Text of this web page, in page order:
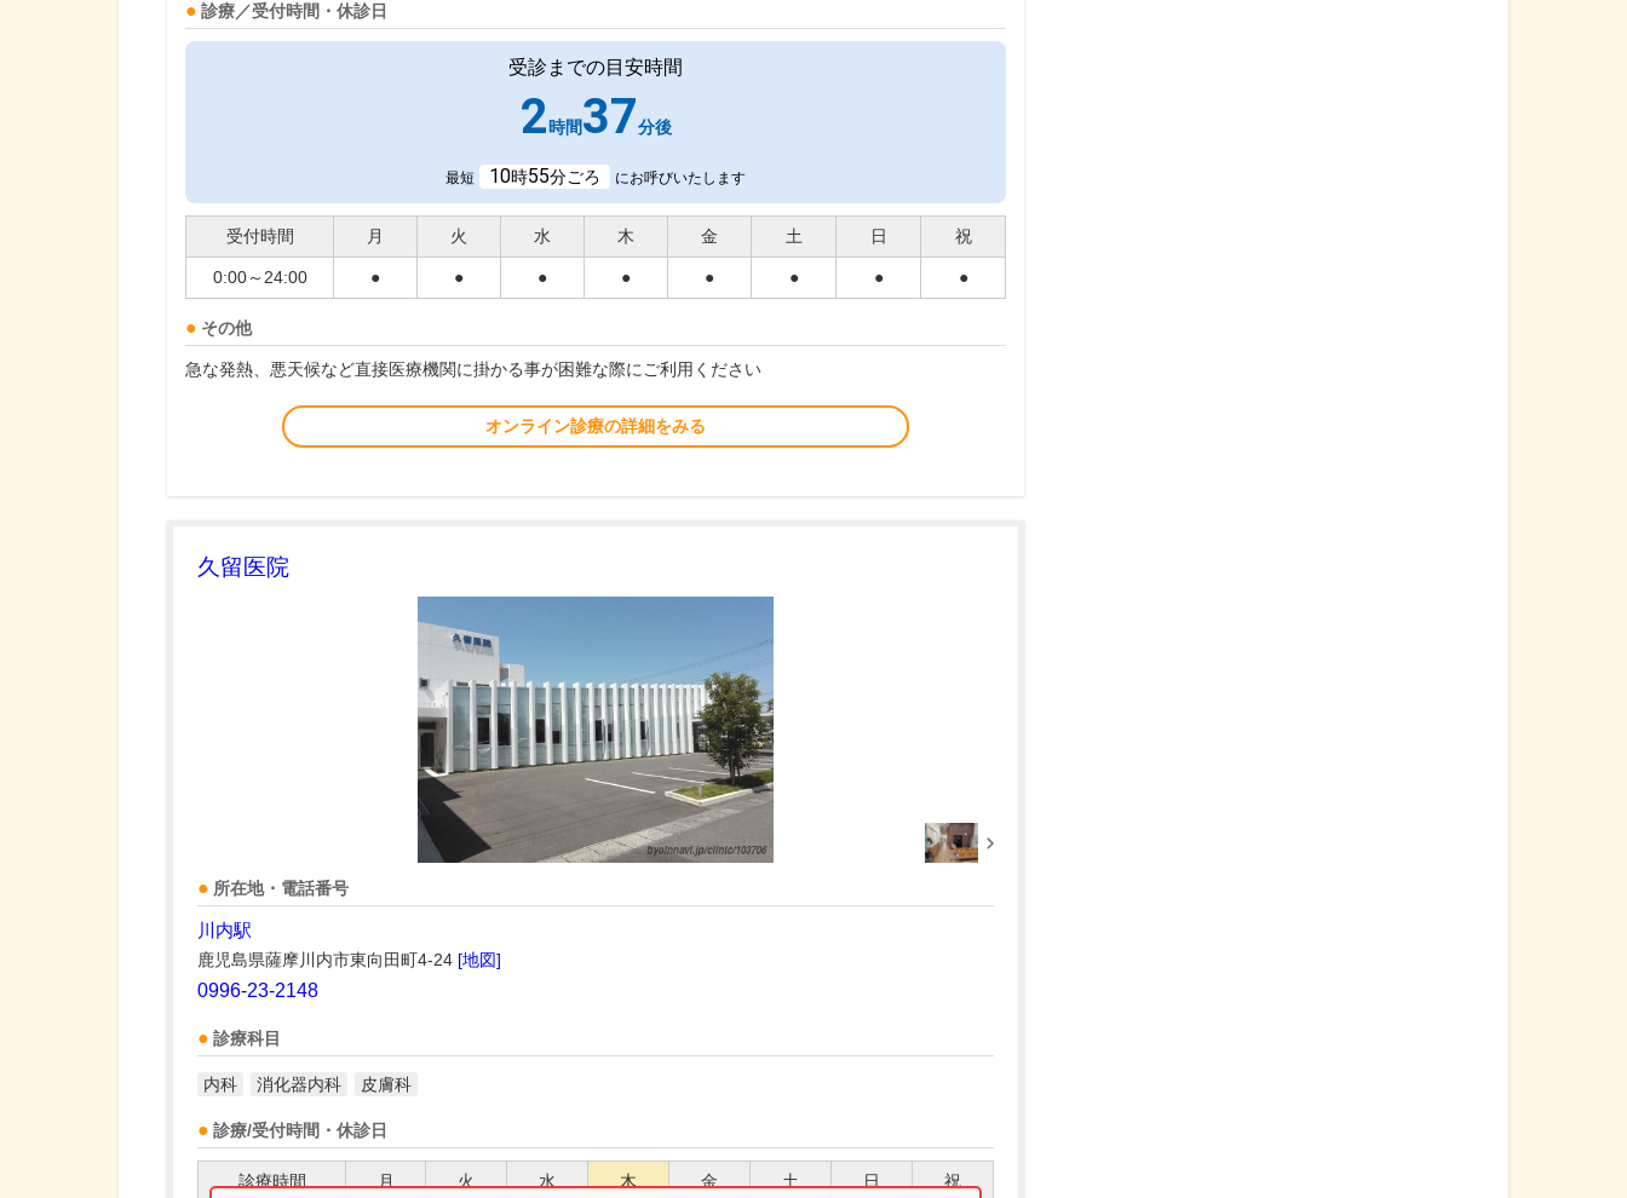
診療／受付時間・休診日
受診までの目安時間
2時間37分後
最短 10時55分ごろ にお呼びいたします
受付時間 月 火 水 木 金 土 日 祝
0:00～24:00 ● ● ● ● ● ● ● ●
その他
急な発熱、悪天候など直接医療機関に掛かる事が困難な際にご利用ください
オンライン診療の詳細をみる
久留医院
所在地・電話番号
川内駅
鹿児島県薩摩川内市東向田町4-24 [地図]
0996-23-2148
診療科目
内科 消化器内科 皮膚科
診療/受付時間・休診日
診療時間 月 火 水 木 金 土 日 祝